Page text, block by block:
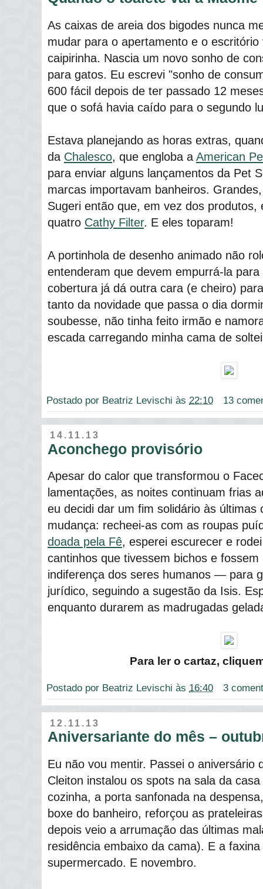
As caixas de areia dos bigodes nunca
mudar para o apertamento e o
caipirinha. Nascia um novo sonho de
para gatos. Eu escrevi "sonho de
600 fácil depois de ter passado 12
que o sofá havia caído para o segundo
Estava planejando as horas extras,
da Chalesco, que engloba a American
para enviar alguns lançamentos da Pet
marcas importavam banheiros.
Sugeri então que, em vez dos
quatro Cathy Filter. E eles toparam!
A portinhola de desenho animado não
entenderam que devem empurrá-la
cobertura já dá outra cara (e cheiro)
tanto da novidade que passa o dia
soubesse, não tinha feito irmão e
escada carregando minha cama de
Postado por Beatriz Levischi às 22:10 13
14.11.13
Aconchego provisório
Apesar do calor que transformou o
lamentações, as noites continuam frias
eu decidi dar um fim solidário às últimas
mudança: recheei-as com as roupas
doada pela Fê, esperei escurecer e
cantinhos que tivessem bichos e
indiferença dos seres humanos ― para
jurídico, seguindo a sugestão da Isis.
enquanto durarem as madrugadas
Para ler o cartaz,
Postado por Beatriz Levischi às 16:40 3
12.11.13
Aniversariante do mês –
Eu não vou mentir. Passei o aniversário
Cleiton instalou os spots na sala da
cozinha, a porta sanfonada na
boxe do banheiro, reforçou as
depois veio a arrumação das últimas
residência embaixo da cama). E a
supermercado. E novembro.